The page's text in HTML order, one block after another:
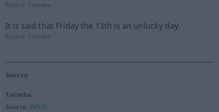
Source:Tatoeba
It is said that Friday the 13th is an unlucky day.
Source:Tatoeba
Source
Tatoeba
Source: OPUS